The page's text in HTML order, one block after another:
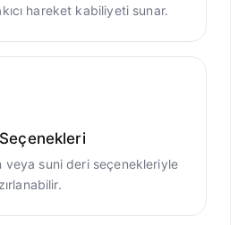
hareket kabiliyeti sunar.
veya suni deri seçenekleriyle